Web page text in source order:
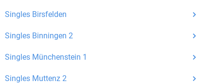
Große Community
Registrierungen haben Sie beste Chancen,
Einfach und intuitiv
benutzerfreundlich gestaltet, sodass Sie sich voll
Singles Birsfelden
Singles Binningen 2
Singles Münchenstein 1
Singles Muttenz 2